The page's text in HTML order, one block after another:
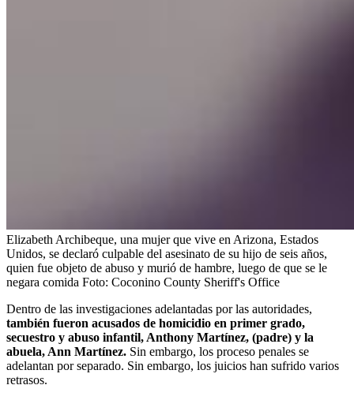
Elizabeth Archibeque, una mujer que vive en Arizona, Estados
Unidos, se declaró culpable del asesinato de su hijo de seis años,
quien fue objeto de abuso y murió de hambre, luego de que se le
negara comida Foto: Coconino County Sheriff's Office
Dentro de las investigaciones adelantadas por las autoridades,
también fueron acusados de homicidio en primer grado,
secuestro y abuso infantil, Anthony Martínez, (padre) y la
abuela, Ann Martínez. Sin embargo, los proceso penales se
adelantan por separado. Sin embargo, los juicios han sufrido varios
retrasos.